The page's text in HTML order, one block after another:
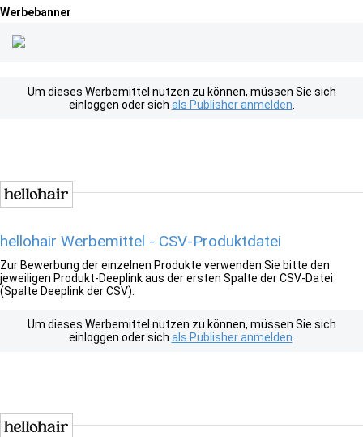
Werbebanner
Um dieses Werbemittel nutzen zu können, müssen Sie sich
einloggen oder sich als Publisher anmelden
hellohair Werbemittel - CSV-Produktdatei
Zur Bewerbung der einzelnen Produkte verwenden Sie bitte den
jeweiligen Produkt-Deeplink aus der ersten Spalte der CSV-Datei
(Spalte Deeplink der CSV).
Um dieses Werbemittel nutzen zu können, müssen Sie sich
einloggen oder sich als Publisher anmelden